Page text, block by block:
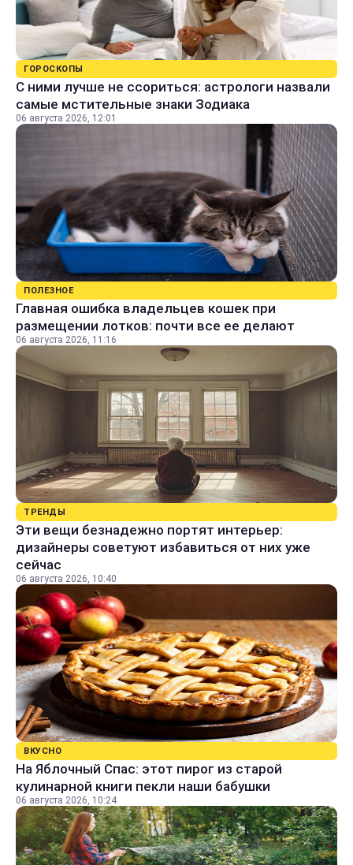
ГОРОСКОПЫ
С ними лучше не ссориться: астрологи назвали
самые мстительные знаки Зодиака
06 августа 2026, 12:01
ПОЛЕЗНОЕ
Главная ошибка владельцев кошек при
размещении лотков: почти все ее делают
06 августа 2026, 11:16
ТРЕНДЫ
Эти вещи безнадежно портят интерьер:
дизайнеры советуют избавиться от них уже
сейчас
06 августа 2026, 10:40
ВКУСНО
На Яблочный Спас: этот пирог из старой
кулинарной книги пекли наши бабушки
06 августа 2026, 10:24